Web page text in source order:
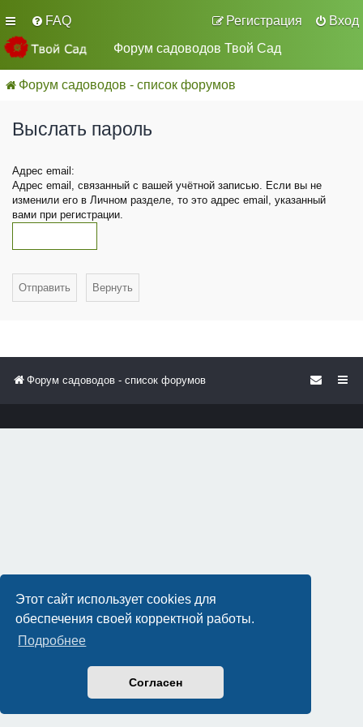
Этот сайт использует cookies для
обеспечения своей корректной работы.
Подробнее
Согласен
FAQ Вход
Регистрация
Форум садоводов Твой Сад
Форум садоводов - список форумов
Выслать пароль
Адрес email:
Адрес email, связанный с вашей учётной записью. Если вы не
изменили его в Личном разделе, то это адрес email, указанный
вами при регистрации.
Форум садоводов - список форумов